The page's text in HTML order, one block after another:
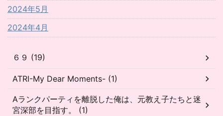
2024年5月
2024年4月
６９ (19)
ATRI-My Dear Moments- (1)
Aランクパーティを離脱した俺は、元教え子たちと迷
宮深部を目指す。 (1)